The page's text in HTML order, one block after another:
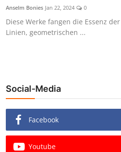
Anselm Bonies Jan 22, 2024 0
Diese Werke fangen die Essenz
Linien, geometrischen ...
Social-Media
Facebook
Youtube